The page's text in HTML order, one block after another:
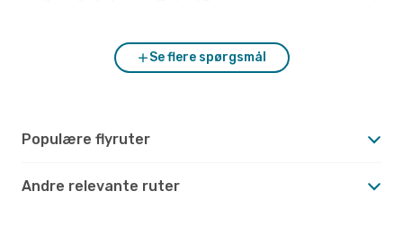
Se flere spørgsmål
Populære flyruter
Andre relevante ruter